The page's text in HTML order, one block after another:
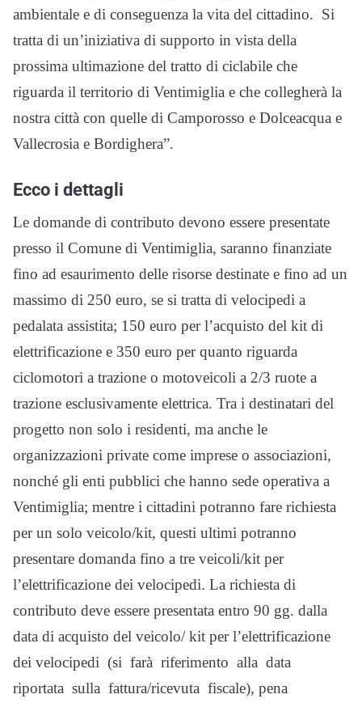
ambientale e di conseguenza la vita del cittadino. Si
tratta di un’iniziativa di supporto in vista della
prossima ultimazione del tratto di ciclabile che
riguarda il territorio di Ventimiglia e che collegherà la
nostra città con quelle di Camporosso e Dolceacqua e
Vallecrosia e Bordighera”.
Ecco i dettagli
Le domande di contributo devono essere presentate
presso il Comune di Ventimiglia, saranno finanziate
fino ad esaurimento delle risorse destinate e fino ad un
massimo di 250 euro, se si tratta di velocipedi a
pedalata assistita; 150 euro per l’acquisto del kit di
elettrificazione e 350 euro per quanto riguarda
ciclomotori a trazione o motoveicoli a 2/3 ruote a
trazione esclusivamente elettrica. Tra i destinatari del
progetto non solo i residenti, ma anche le
organizzazioni private come imprese o associazioni,
nonché gli enti pubblici che hanno sede operativa a
Ventimiglia; mentre i cittadini potranno fare richiesta
per un solo veicolo/kit, questi ultimi potranno
presentare domanda fino a tre veicoli/kit per
l’elettrificazione dei velocipedi. La richiesta di
contributo deve essere presentata entro 90 gg. dalla
data di acquisto del veicolo/ kit per l’elettrificazione
dei velocipedi (si farà riferimento alla data
riportata sulla fattura/ricevuta fiscale), pena